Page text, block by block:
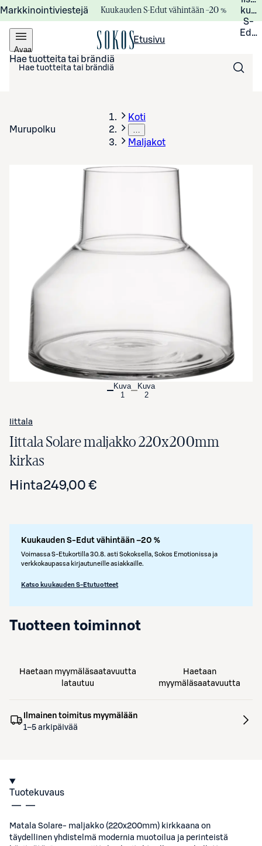
Markkinointiviestejä Kuukauden S-Edut vähintään –20 %
S-
Avaa
valikko
Etusivu
Hae tuotteita tai brändiä
Murupolku
Koti
…
Maljakot
Kuva
1
Kuva
2
Iittala
Iittala Solare maljakko 220x200mm
kirkas
Hinta249,00 €
Kuukauden S-Edut vähintään –20 %
Voimassa S-Etukortilla 30.8. asti Sokoksella, Sokos Emotionissa ja
verkkokaupassa kirjautuneille asiakkaille.
Katso kuukauden S-Etutuotteet
Tuotteen toiminnot
Haetaan myymäläsaatavuutta
latautuu
Haetaan
myymäläsaatavuutta
Ilmainen toimitus myymälään
1–5 arkipäivää
Tuotekuvaus
Matala Solare- maljakko (220x200mm) kirkkaana on
täydellinen yhdistelmä modernia muotoilua ja perinteistä